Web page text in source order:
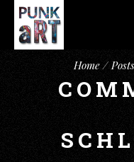
Home